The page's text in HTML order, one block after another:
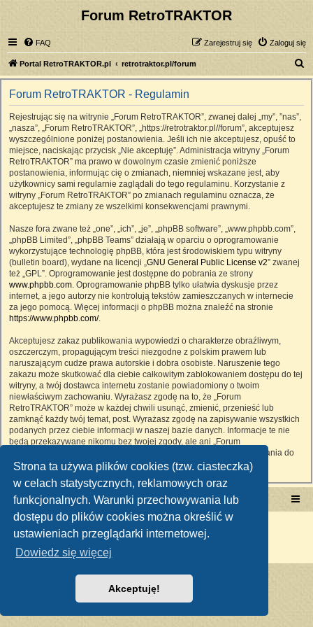
Strona ta używa plików cookies (tzw. ciasteczka)
w celach statystycznych, reklamowych oraz
funkcjonalnych. Warunki przechowywania lub
dostępu do plików cookies można określić w
ustawieniach przeglądarki internetowej.
Dowiedz się więcej
Akceptuję!
Forum RetroTRAKTOR
FAQ Zaloguj się
Zarejestruj się
Portal RetroTRAKTOR.pl retrotraktor.pl/forum
z
Forum RetroTRAKTOR - Regulamin
Rejestrując się na witrynie „Forum RetroTRAKTOR”, zwanej dalej „my”, ”nas”,
„nasza”, „Forum RetroTRAKTOR”, „https://retrotraktor.pl//forum”, akceptujesz
wyszczególnione poniżej postanowienia. Jeśli ich nie akceptujesz, opuść to
miejsce, naciskając przycisk „Nie akceptuję”. Administracja witryny „Forum
RetroTRAKTOR” ma prawo w dowolnym czasie zmienić poniższe
postanowienia, informując cię o zmianach, niemniej wskazane jest, aby
użytkownicy sami regularnie zaglądali do tego regulaminu. Korzystanie z
witryny „Forum RetroTRAKTOR” po zmianach regulaminu oznacza, że
akceptujesz te zmiany ze wszelkimi konsekwencjami prawnymi.
Nasze fora zwane też „one”, „ich”, „je”, „phpBB software”, „www.phpbb.com”,
„phpBB Limited”, „phpBB Teams” działają w oparciu o oprogramowanie
wykorzystujące technologię phpBB, która jest środowiskiem typu witryny
(bulletin board), wydane na licencji „GNU General Public License v2” zwanej
też „GPL”. Oprogramowanie jest dostępne do pobrania ze strony
www.phpbb.com. Oprogramowanie phpBB tylko ułatwia dyskusje przez
internet, a jego autorzy nie kontrolują tekstów zamieszczanych w internecie
za jego pomocą. Więcej informacji o phpBB można znaleźć na stronie
https://www.phpbb.com/.
Akceptujesz zakaz publikowania wypowiedzi o charakterze obraźliwym,
oszczerczym, propagującym treści niezgodne z polskim prawem lub
naruszającym cudze prawa autorskie i dobra osobiste. Naruszenie tego
zakazu może skutkować dla ciebie całkowitym zablokowaniem dostępu do tej
witryny, a twój dostawca internetu zostanie powiadomiony o twoim
niewłaściwym zachowaniu. Wyrażasz zgodę na to, że „Forum
RetroTRAKTOR” może w każdej chwili usunąć, zmienić, przenieść lub
zamknąć każdy twój temat, post. Wyrażasz zgodę na zapisywanie wszystkich
podanych przez ciebie informacji w naszej bazie danych. Informacje te nie
będą przekazywane nikomu bez twojej zgody, ale ani „Forum
RetroTRAKTOR”, ani phpBB nie ponosi odpowiedzialności za włamania do
witryny, podczas których może dojść do kradzieży danych.
Portal RetroTRAKTOR.pl retrotraktor.pl/forum
Technologię dostarcza
Polski pakiet językowy dostarczaphpBB.pl
Zasady ochrony danych osobowych